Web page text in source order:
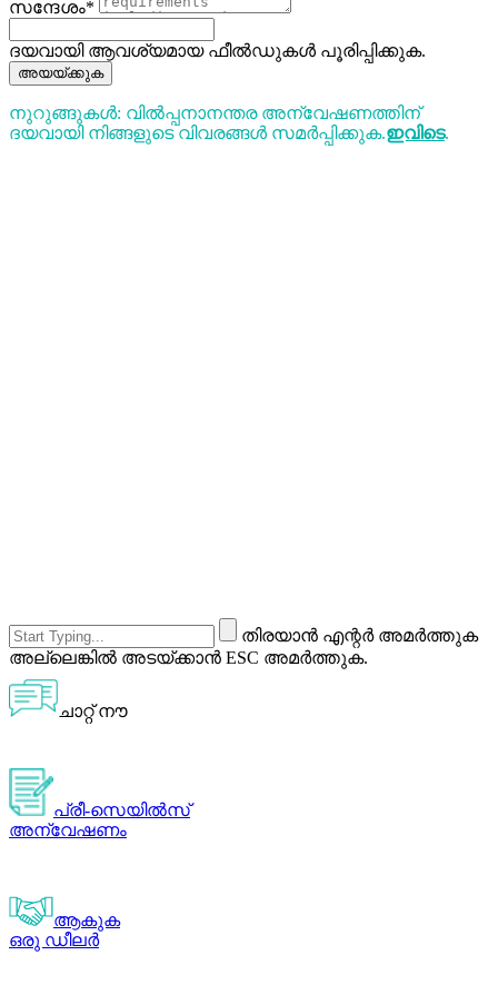
സന്ദേശം*
ദയവായി ആവശ്യമായ ഫീൽഡുകൾ പൂരിപ്പിക്കുക.
അയയ്ക്കുക
നുറുങ്ങുകൾ: വിൽപ്പനാനന്തര അന്വേഷണത്തിന്
ദയവായി നിങ്ങളുടെ വിവരങ്ങൾ സമർപ്പിക്കുക.ഇവിടെ.
തിരയാൻ എന്റർ അമർത്തുക
അല്ലെങ്കിൽ അടയ്ക്കാൻ ESC അമർത്തുക.
ചാറ്റ് നൗ
പ്രീ-സെയിൽസ്
അന്വേഷണം
ആകുക
ഒരു ഡീലർ